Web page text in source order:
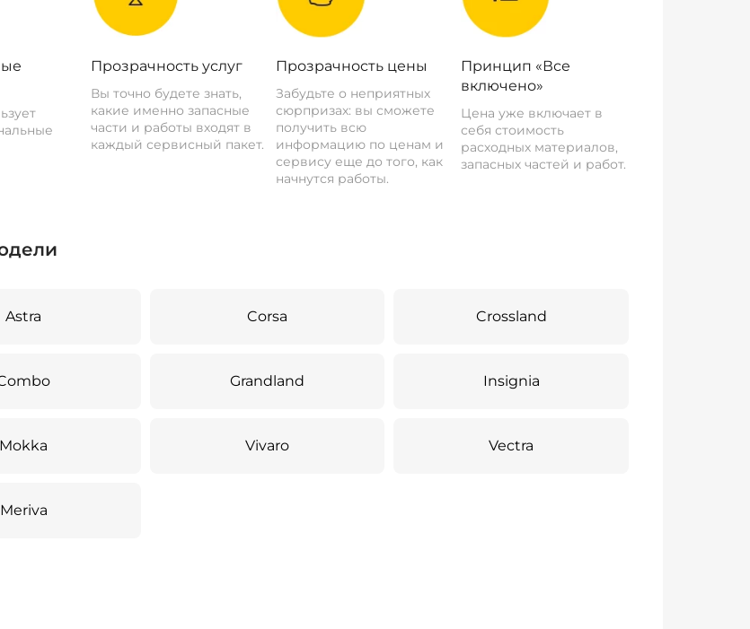
Прозрачность услуг
Вы точно будете знать,
какие именно запасные
части и работы входят в
каждый сервисный пакет.
Прозрачность цены
Забудьте о неприятных
сюрпризах: вы сможете
получить всю
информацию по ценам и
сервису еще до того, как
начнутся работы.
Принцип «Все
включено»
Цена уже включает в
себя стоимость
расходных материалов,
запасных частей и работ.
Astra Corsa Crossland
Grandland Insignia
Mokka Vivaro Vectra
Meriva